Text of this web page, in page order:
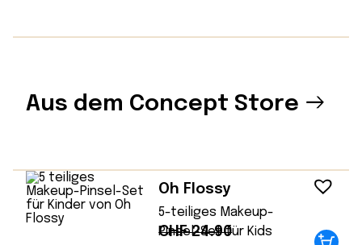
Aus dem Concept Store
Oh Flossy
5-teiliges Makeup-
Pinsel-Set für Kids
CHF24.90